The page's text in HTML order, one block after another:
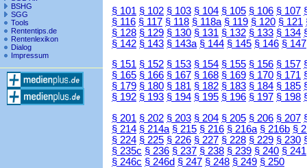
BSHG
SGG
Tools
Rententips.de
Rentenlexikon
Dialog
Impressum
§ 101 § 102 § 103 § 104 § 105 § 106 § 107
§ 116 § 117 § 118 § 118a § 119 § 120 § 121
§ 128 § 129 § 130 § 131 § 132 § 133 § 134
§ 142 § 143 § 143a § 144 § 145 § 146 § 147
§ 151 § 152 § 153 § 154 § 155 § 156 § 157
§ 165 § 166 § 167 § 168 § 169 § 170 § 171
§ 179 § 180 § 181 § 182 § 183 § 184 § 185
§ 192 § 193 § 194 § 195 § 196 § 197 § 198
§ 201 § 202 § 203 § 204 § 205 § 206 § 207
§ 214 § 214a § 215 § 216 § 216a § 216b §
§ 224 § 225 § 226 § 227 § 228 § 229 § 230
§ 235c § 236 § 237 § 238 § 239 § 240 § 241
§ 246c § 246d § 247 § 248 § 249 § 250